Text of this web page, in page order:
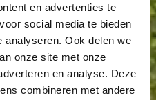
en advertenties te
social media te bieden
analyseren. Ook delen we
onze site met onze
en analyse. Deze
combineren met andere